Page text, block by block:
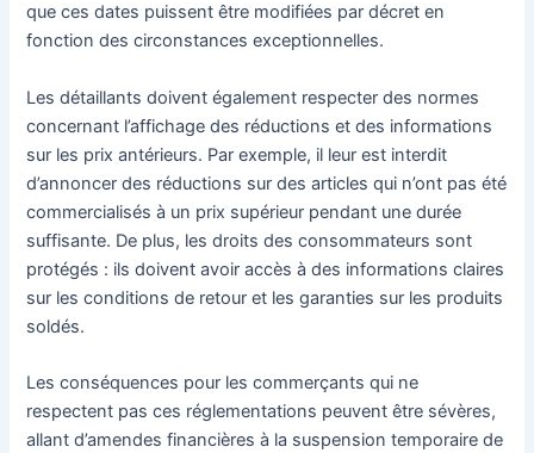
que ces dates puissent être modifiées par décret en
fonction des circonstances exceptionnelles.
Les détaillants doivent également respecter des normes
concernant l’affichage des réductions et des informations
sur les prix antérieurs. Par exemple, il leur est interdit
d’annoncer des réductions sur des articles qui n’ont pas été
commercialisés à un prix supérieur pendant une durée
suffisante. De plus, les droits des consommateurs sont
protégés : ils doivent avoir accès à des informations claires
sur les conditions de retour et les garanties sur les produits
soldés.
Les conséquences pour les commerçants qui ne
respectent pas ces réglementations peuvent être sévères,
allant d’amendes financières à la suspension temporaire de